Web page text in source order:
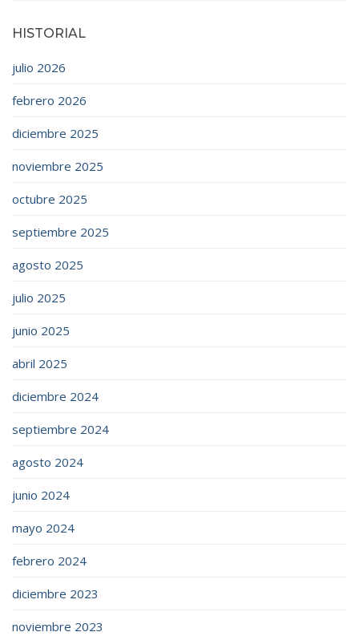
HISTORIAL
julio 2026
febrero 2026
diciembre 2025
noviembre 2025
octubre 2025
septiembre 2025
agosto 2025
julio 2025
junio 2025
abril 2025
diciembre 2024
septiembre 2024
agosto 2024
junio 2024
mayo 2024
febrero 2024
diciembre 2023
noviembre 2023